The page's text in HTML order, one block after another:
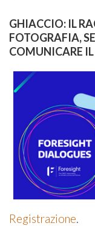
GHIACCIO: IL
FOTOGRAFIA,
COMUNICARE
Registrazione.